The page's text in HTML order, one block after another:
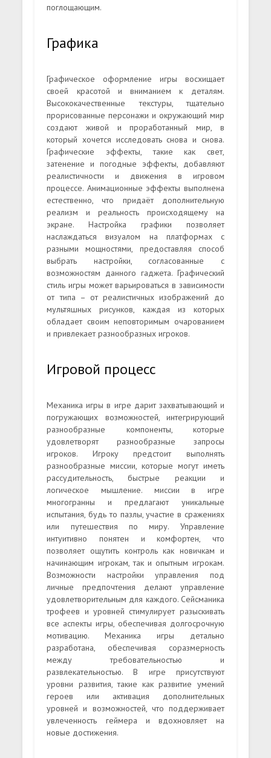
поглощающим.
Графика
Графическое оформление игры восхищает
своей красотой и вниманием к деталям.
Высококачественные текстуры, тщательно
прорисованные персонажи и окружающий мир
создают живой и проработанный мир, в
который хочется исследовать снова и снова.
Графические эффекты, такие как свет,
затенение и погодные эффекты, добавляют
реалистичности и движения в игровом
процессе. Анимационные эффекты выполнена
естественно, что придаёт дополнительную
реализм и реальность происходящему на
экране. Настройка графики позволяет
наслаждаться визуалом на платформах с
разными мощностями, предоставляя способ
выбрать настройки, согласованные с
возможностям данного гаджета. Графический
стиль игры может варьироваться в зависимости
от типа – от реалистичных изображений до
мультяшных рисунков, каждая из которых
обладает своим неповторимым очарованием
и привлекает разнообразных игроков.
Игровой процесс
Механика игры в игре дарит захватывающий и
погружающих возможностей, интегрирующий
разнообразные компоненты, которые
удовлетворят разнообразные запросы
игроков. Игроку предстоит выполнять
разнообразные миссии, которые могут иметь
рассудительность, быстрые реакции и
логическое мышление. миссии в игре
многогранны и предлагают уникальные
испытания, будь то пазлы, участие в сражениях
или путешествия по миру. Управление
интуитивно понятен и комфортен, что
позволяет ощутить контроль как новичкам и
начинающим игрокам, так и опытным игрокам.
Возможности настройки управления под
личные предпочтения делают управление
удовлетворительным для каждого. Сейсманика
трофеев и уровней стимулирует разыскивать
все аспекты игры, обеспечивая долгосрочную
мотивацию. Механика игры детально
разработана, обеспечивая соразмерность
между требовательностью и
развлекательностью. В игре присутствуют
уровни развития, такие как развитие умений
героев или активация дополнительных
уровней и возможностей, что поддерживает
увлеченность геймера и вдохновляет на
новые достижения.